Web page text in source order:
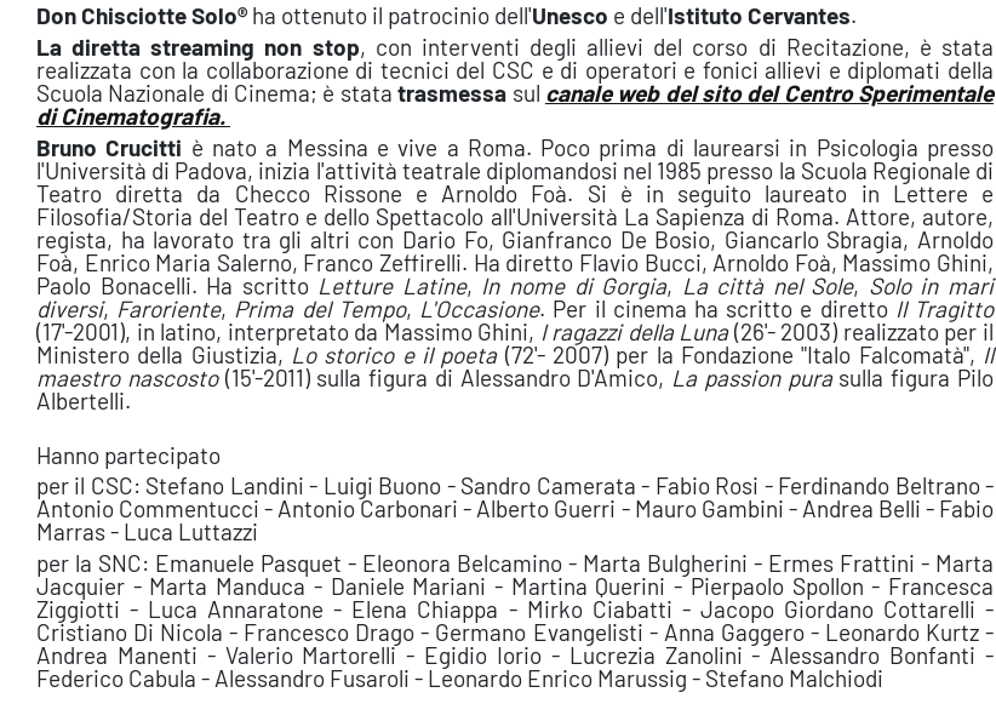
Don Chisciotte Solo® ha ottenuto il patrocinio dell'Unesco e dell'Istituto Cervantes.
La diretta streaming non stop, con interventi degli allievi del corso di Recitazione, è stata
realizzata con la collaborazione di tecnici del CSC e di operatori e fonici allievi e diplomati della
Scuola Nazionale di Cinema; è statatrasmessa sul canale web del sito del Centro Sperimentale
di Cinematografia.
Bruno Crucitti è nato a Messina e vive a Roma. Poco prima di laurearsi in Psicologia presso
l'Università di Padova, inizia l'attività teatrale diplomandosi nel 1985 presso la Scuola Regionale di
Teatro diretta da Checco Rissone e Arnoldo Foà. Si è in seguito laureato in Lettere e
Filosofia/Storia del Teatro e dello Spettacolo all'Università La Sapienza di Roma. Attore, autore,
regista, ha lavorato tra gli altri con Dario Fo, Gianfranco De Bosio, Giancarlo Sbragia, Arnoldo
Foà, Enrico Maria Salerno, Franco Zeffirelli. Ha diretto Flavio Bucci, Arnoldo Foà, Massimo Ghini,
Paolo Bonacelli. Ha scritto Letture Latine, In nome di Gorgia, La città nel Sole, Solo in mari
diversi, Faroriente, Prima del Tempo, L'Occasione. Per il cinema ha scritto e diretto Il Tragitto
(17'-2001), in latino, interpretato da Massimo Ghini, I ragazzi della Luna(26'- 2003) realizzato per il
Ministero della Giustizia, Lo storico e il poeta(72'- 2007) per la Fondazione "Italo Falcomatà", Il
maestro nascosto(15'-2011) sulla figura di Alessandro D'Amico, La passion purasulla figura Pilo
Albertelli.
Hanno partecipato
per il CSC: Stefano Landini - Luigi Buono - Sandro Camerata - Fabio Rosi - Ferdinando Beltrano -
Antonio Commentucci - Antonio Carbonari - Alberto Guerri - Mauro Gambini - Andrea Belli - Fabio
Marras - Luca Luttazzi
per la SNC: Emanuele Pasquet - Eleonora Belcamino - Marta Bulgherini - Ermes Frattini - Marta
Jacquier - Marta Manduca - Daniele Mariani - Martina Querini - Pierpaolo Spollon - Francesca
Ziggiotti - Luca Annaratone - Elena Chiappa - Mirko Ciabatti - Jacopo Giordano Cottarelli -
Cristiano Di Nicola - Francesco Drago - Germano Evangelisti - Anna Gaggero - Leonardo Kurtz -
Andrea Manenti - Valerio Martorelli - Egidio Iorio - Lucrezia Zanolini - Alessandro Bonfanti -
Federico Cabula - Alessandro Fusaroli - Leonardo Enrico Marussig - Stefano Malchiodi